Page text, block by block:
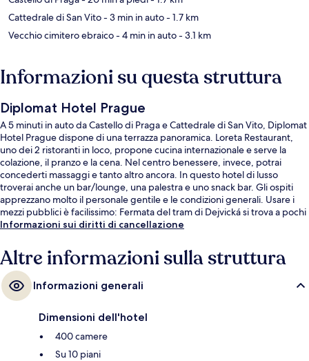
Cattedrale di San Vito- 3 min in auto- 1.7 km
Vecchio cimitero ebraico- 4 min in auto- 3.1 km
Informazioni su questa struttura
Diplomat Hotel Prague
A 5 minuti in auto da Castello di Praga e Cattedrale di San Vito, Diplomat
Hotel Prague dispone di una terrazza panoramica. Loreta Restaurant,
uno dei 2 ristoranti in loco, propone cucina internazionale e serve la
colazione, il pranzo e la cena. Nel centro benessere, invece, potrai
concederti massaggi e tanto altro ancora. In questo hotel di lusso
troverai anche un bar/lounge, una palestra e uno snack bar. Gli ospiti
apprezzano molto il personale gentile e le condizioni generali. Usare i
mezzi pubblici è facilissimo: Fermata del tram di Dejvická si trova a pochi
minuti di distanza, mentre Fermata del tram di Thákurova è a 3 min a
Informazioni sui diritti di cancellazione
Altre informazioni sulla struttura
Informazioni generali
Dimensioni dell'hotel
400 camere
Su 10 piani